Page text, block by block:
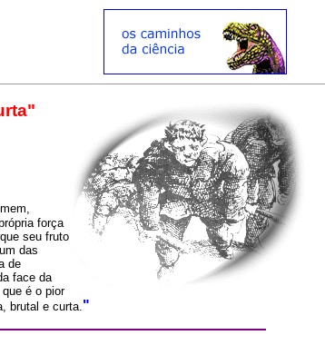
força
seu fruto
das
de
face da
é o pior
brutal e curta."